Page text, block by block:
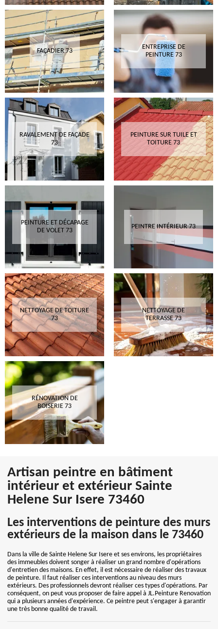
FAÇADIER 73
ENTREPRISE DE
PEINTURE 73
RAVALEMENT DE FAÇADE
73
PEINTURE SUR TUILE ET
TOITURE 73
PEINTURE ET DÉCAPAGE
DE VOLET 73
PEINTRE INTÉRIEUR 73
NETTOYAGE DE TOITURE
73
NETTOYAGE DE
TERRASSE 73
RÉNOVATION DE
BOISERIE 73
Artisan peintre en bâtiment
intérieur et extérieur Sainte
Helene Sur Isere 73460
Les interventions de peinture des murs
extérieurs de la maison dans le 73460
Dans la ville de Sainte Helene Sur Isere et ses environs, les propriétaires
des immeubles doivent songer à réaliser un grand nombre d'opérations
d'entretien des maisons. En effet, il est nécessaire de réaliser des travaux
de peinture. Il faut réaliser ces interventions au niveau des murs
extérieurs. Des professionnels devront réaliser ces types d'opérations. Par
conséquent, on peut vous proposer de faire appel à JL.Peinture Renovation
qui a plusieurs années d'expérience. Ce peintre peut s'engager à garantir
une très bonne qualité de travail.